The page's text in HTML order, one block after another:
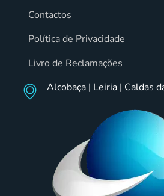
Contactos
Política de Privacidade
Livro de Reclamações
Alcobaça | Leiria | Caldas